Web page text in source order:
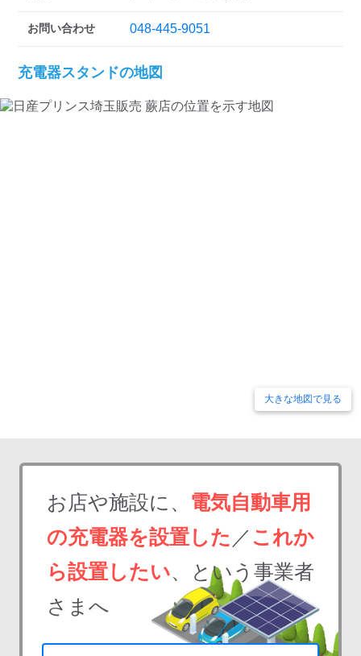
お問い合わせ 048-445-9051
充電器スタンドの地図
大きな地図で見る
お店や施設に、 電気自動車用
の充電器を設置した ／ これか
ら設置したい、という事業者
さまへ